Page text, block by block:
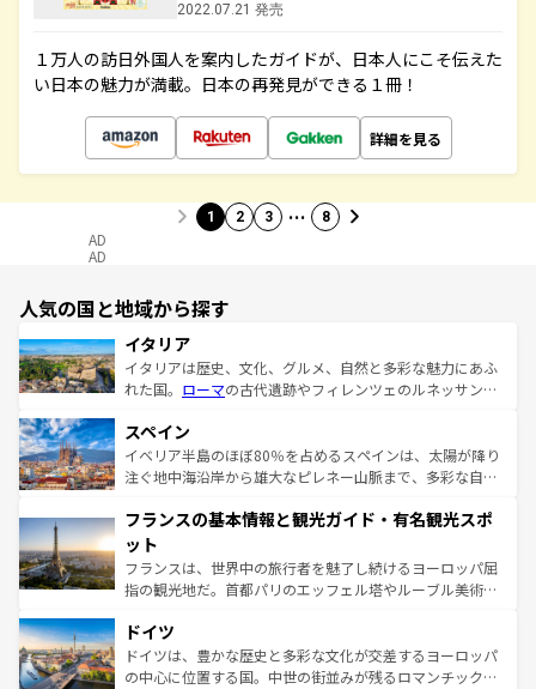
2022.07.21 発売
１万人の訪日外国人を案内したガイドが、日本人にこそ伝えた
い日本の魅力が満載。日本の再発見ができる１冊！
詳細を見る
1 2 3 … 8
AD
AD
人気の国と地域から探す
イタリア
イタリアは歴史、文化、グルメ、自然と多彩な魅力にあふ
れた国。 ローマの古代遺跡やフィレンツェのルネッサンス
ろん、トスカーナの美しい田園風景やアマルフィ海岸の絶
景など、自然景観も見逃せない。観光の合間には、本場の
ピザやパスタなど、絶品のイタリア料理を堪能することも
ませてくれるイタリアで、忘れられない旅をしてみよう！
なお、新着のイタリア情報は
しい。
スペイン
イベリア半島のほぼ80％を占めるスペインは、太陽が降り
注ぐ地中海沿岸から雄大なピレネー山脈まで、多彩な自然
文化が根付くこの国では、情熱的なフラメンコ、熱気あふ
れる闘牛、そして美味しいタパスが生活の一部となってい
る。首都マドリードの洗練された雰囲気や、バルセロナの
アートに溢れた街角から、地方では古代ローマ遺跡や中世
せる。地方によって風土や気候が異なるスペインはその個
性で訪れる人を魅了する。 なお、新着のスペイン情報は コ
ンテンツ一覧を参照してほしい。
フランスの基本情報と観光ガイド・有名観光スポ
ット
フランスは、世界中の旅行者を魅了し続けるヨーロッパ屈
指の観光地だ。首都パリのエッフェル塔やルーブル美術館
で、幅広い魅力が詰まっている。華麗な宮殿、歴史的な大
聖堂、美しいビーチ、そして豊かな自然が、訪れる者を心
から魅了する。また、フランスは美食の国としても知ら
ドイツ
ドイツは、豊かな歴史と多彩な文化が交差するヨーロッパ
の中心に位置する国。中世の街並みが残るロマンチック街